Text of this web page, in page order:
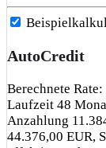
AutoCredit
Berechnete Rate:
Laufzeit 48
Anzahlung
44.376,00 EUR,